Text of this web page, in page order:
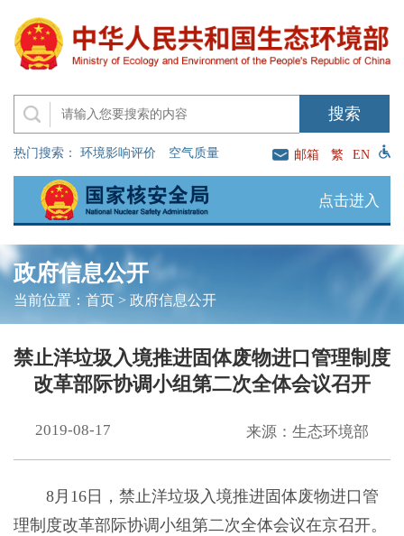
热门搜索： 环境影响评价 空气质量 邮箱 繁 EN
点击进入
政府信息公开
当前位置： 首页> 政府信息公开
禁止洋垃圾入境推进固体废物进口管理制度
改革部际协调小组第二次全体会议召开
2019-08-17 来源：生态环境部
8月16日，禁止洋垃圾入境推进固体废物进口管
理制度改革部际协调小组第二次全体会议在京召开。